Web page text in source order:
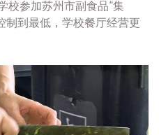
校参加苏州市副食品“集
制到最低，学校餐厅经营更